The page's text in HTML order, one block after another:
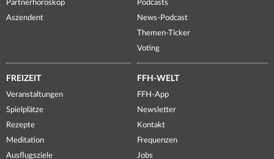
Partnerhoroskop
Aszendent
Podcasts
News-Podcast
Themen-Ticker
Voting
FREIZEIT
Veranstaltungen
Spielplätze
Rezepte
Meditation
Ausflugsziele
FFH-WELT
FFH-App
Newsletter
Kontakt
Frequenzen
Jobs